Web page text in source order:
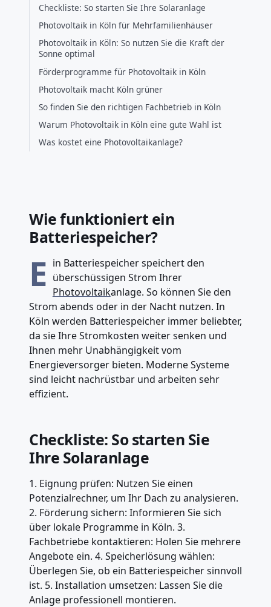
Checkliste: So starten Sie Ihre Solaranlage
Photovoltaik in Köln für Mehrfamilienhäuser
Photovoltaik in Köln: So nutzen Sie die Kraft der
Sonne optimal
Förderprogramme für Photovoltaik in Köln
Photovoltaik macht Köln grüner
So finden Sie den richtigen Fachbetrieb in Köln
Warum Photovoltaik in Köln eine gute Wahl ist
Was kostet eine Photovoltaikanlage?
Wie funktioniert ein
Batteriespeicher?
E in Batteriespeicher speichert den
überschüssigen Strom Ihrer
Photovoltaikanlage. So können Sie den
Strom abends oder in der Nacht nutzen. In
Köln werden Batteriespeicher immer beliebter,
da sie Ihre Stromkosten weiter senken und
Ihnen mehr Unabhängigkeit vom
Energieversorger bieten. Moderne Systeme
sind leicht nachrüstbar und arbeiten sehr
effizient.
Checkliste: So starten Sie
Ihre Solaranlage
1. Eignung prüfen: Nutzen Sie einen
Potenzialrechner, um Ihr Dach zu analysieren.
2. Förderung sichern: Informieren Sie sich
über lokale Programme in Köln. 3.
Fachbetriebe kontaktieren: Holen Sie mehrere
Angebote ein. 4. Speicherlösung wählen:
Überlegen Sie, ob ein Batteriespeicher sinnvoll
ist. 5. Installation umsetzen: Lassen Sie die
Anlage professionell montieren.